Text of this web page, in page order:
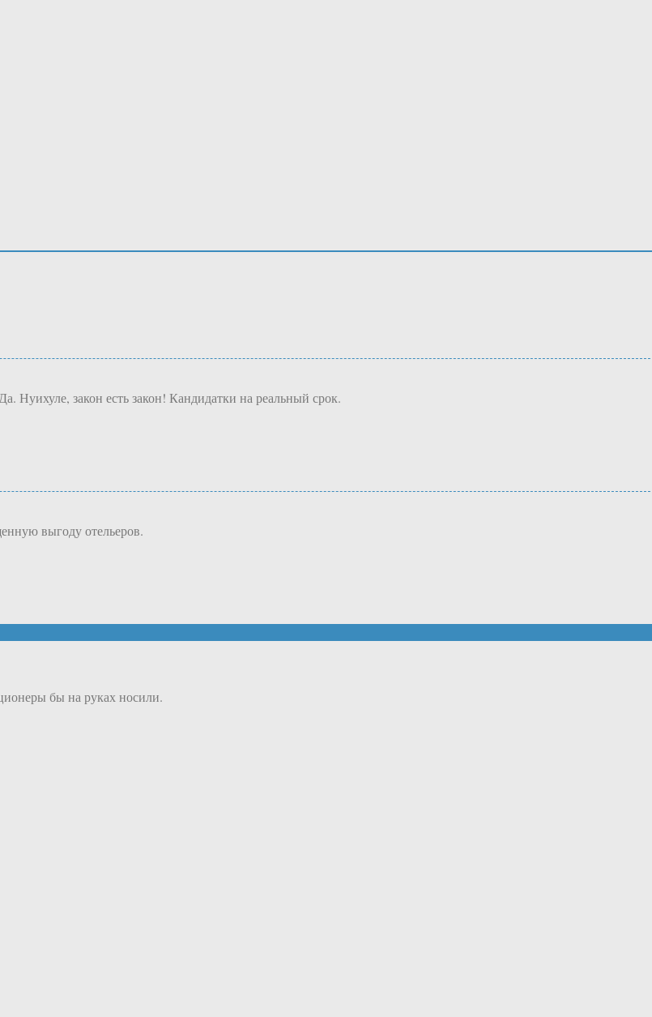
Нуихуле, закон есть закон! Кандидатки на реальный срок.
выгоду отельеров.
бы на руках носили.